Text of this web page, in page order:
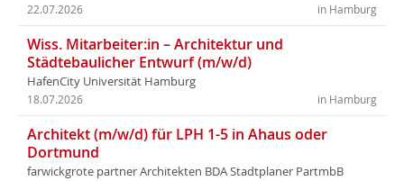
in Hamburg
22.07.2026
Wiss. Mitarbeiter:in – Architektur und
Städtebaulicher Entwurf (m/w/d)
HafenCity Universität Hamburg
in Hamburg
18.07.2026
Architekt (m/w/d) für LPH 1-5 in Ahaus oder
Dortmund
farwickgrote partner Architekten BDA Stadtplaner PartmbB